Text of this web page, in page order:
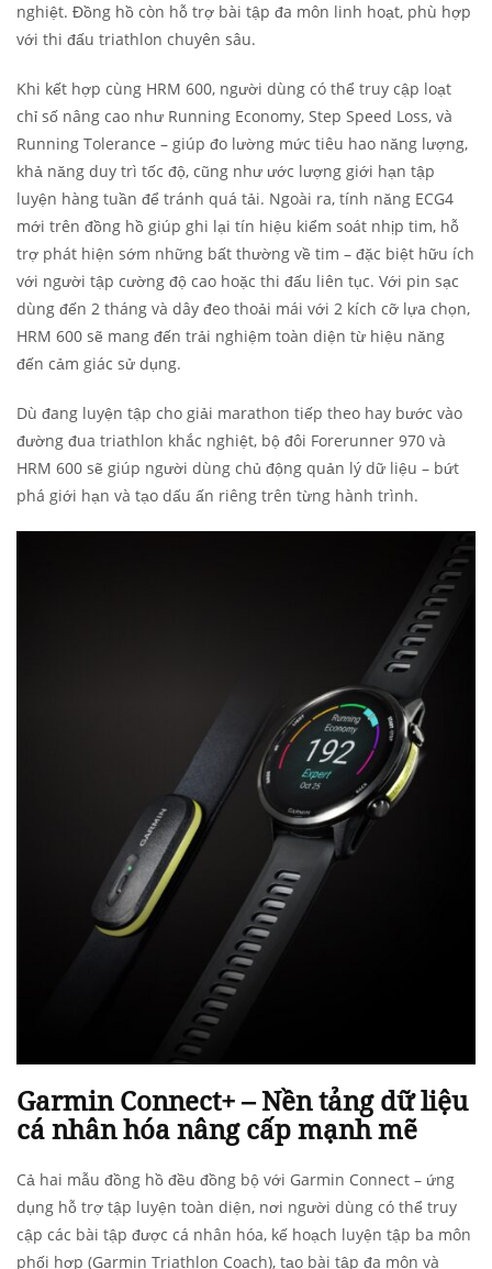
nghiệt. Đồng hồ còn hỗ trợ bài tập đa môn linh hoạt, phù hợp
với thi đấu triathlon chuyên sâu.
Khi kết hợp cùng HRM 600, người dùng có thể truy cập loạt
chỉ số nâng cao như Running Economy, Step Speed Loss, và
Running Tolerance – giúp đo lường mức tiêu hao năng lượng,
khả năng duy trì tốc độ, cũng như ước lượng giới hạn tập
luyện hàng tuần để tránh quá tải. Ngoài ra, tính năng ECG4
mới trên đồng hồ giúp ghi lại tín hiệu kiểm soát nhịp tim, hỗ
trợ phát hiện sớm những bất thường về tim – đặc biệt hữu ích
với người tập cường độ cao hoặc thi đấu liên tục. Với pin sạc
dùng đến 2 tháng và dây đeo thoải mái với 2 kích cỡ lựa chọn,
HRM 600 sẽ mang đến trải nghiệm toàn diện từ hiệu năng
đến cảm giác sử dụng.
Dù đang luyện tập cho giải marathon tiếp theo hay bước vào
đường đua triathlon khắc nghiệt, bộ đôi Forerunner 970 và
HRM 600 sẽ giúp người dùng chủ động quản lý dữ liệu – bứt
phá giới hạn và tạo dấu ấn riêng trên từng hành trình.
Garmin Connect+ – Nền tảng dữ liệu
cá nhân hóa nâng cấp mạnh mẽ
Cả hai mẫu đồng hồ đều đồng bộ với Garmin Connect – ứng
dụng hỗ trợ tập luyện toàn diện, nơi người dùng có thể truy
cập các bài tập được cá nhân hóa, kế hoạch luyện tập ba môn
phối hợp (Garmin Triathlon Coach), tạo bài tập đa môn và